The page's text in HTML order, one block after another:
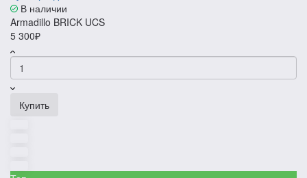
В наличии
Armadillo BRICK UCS
5 300₽
Купить